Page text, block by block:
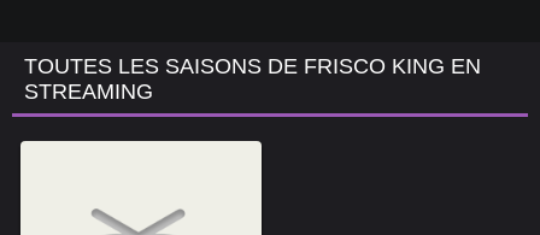
TOUTES LES SAISONS DE FRISCO KING EN
STREAMING